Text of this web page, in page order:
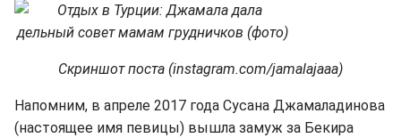
Скриншот поста (instagram.com/jamalajaaa)
Напомним, в апреле 2017 года Сусана Джамаладинова
(настоящее имя певицы) вышла замуж за Бекира